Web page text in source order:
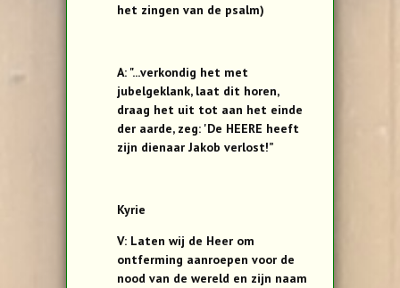
het zingen van de psalm)
A: "...verkondig het met
jubelgeklank, laat dit horen,
draag het uit tot aan het einde
der aarde, zeg: 'De HEERE heeft
zijn dienaar Jakob verlost!”
Kyrie
V: Laten wij de Heer om
ontferming aanroepen voor de
nood van de wereld en zijn naam